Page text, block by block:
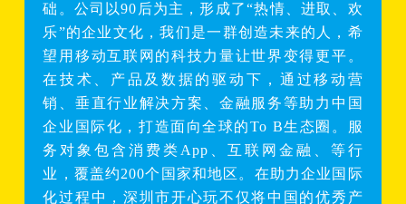
础。公司以90后为主，形成了“热情、进取、欢
乐”的企业文化，我们是一群创造未来的人，希
望用移动互联网的科技力量让世界变得更平。
在技术、产品及数据的驱动下，通过移动营
销、垂直行业解决方案、金融服务等助力中国
企业国际化，打造面向全球的To B生态圈。服
务对象包含消费类App、互联网金融、等行
业，覆盖约200个国家和地区。在助力企业国际
化过程中，深圳市开心玩不仅将中国的优秀产